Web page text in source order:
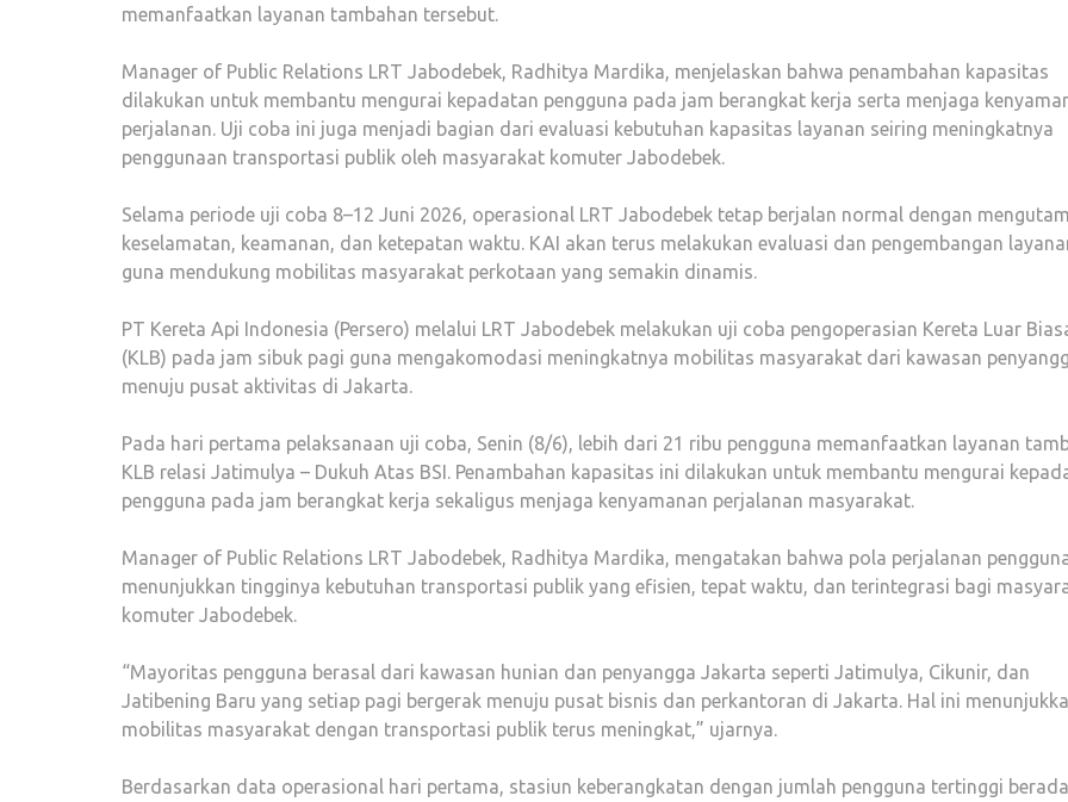
memanfaatkan layanan tambahan tersebut.
Manager of Public Relations LRT Jabodebek, Radhitya Mardika, menjelaskan bahwa penambahan kapasitas
dilakukan untuk membantu mengurai kepadatan pengguna pada jam berangkat kerja serta menjaga
perjalanan. Uji coba ini juga menjadi bagian dari evaluasi kebutuhan kapasitas layanan seiring meningkatnya
penggunaan transportasi publik oleh masyarakat komuter Jabodebek.
Selama periode uji coba 8–12 Juni 2026, operasional LRT Jabodebek tetap berjalan normal dengan
keselamatan, keamanan, dan ketepatan waktu. KAI akan terus melakukan evaluasi dan pengembangan
guna mendukung mobilitas masyarakat perkotaan yang semakin dinamis.
PT Kereta Api Indonesia (Persero) melalui LRT Jabodebek melakukan uji coba pengoperasian Kereta Luar
(KLB) pada jam sibuk pagi guna mengakomodasi meningkatnya mobilitas masyarakat dari kawasan
menuju pusat aktivitas di Jakarta.
Pada hari pertama pelaksanaan uji coba, Senin (8/6), lebih dari 21 ribu pengguna memanfaatkan layanan
KLB relasi Jatimulya – Dukuh Atas BSI. Penambahan kapasitas ini dilakukan untuk membantu mengurai
pengguna pada jam berangkat kerja sekaligus menjaga kenyamanan perjalanan masyarakat.
Manager of Public Relations LRT Jabodebek, Radhitya Mardika, mengatakan bahwa pola perjalanan
menunjukkan tingginya kebutuhan transportasi publik yang efisien, tepat waktu, dan terintegrasi bagi
komuter Jabodebek.
“Mayoritas pengguna berasal dari kawasan hunian dan penyangga Jakarta seperti Jatimulya, Cikunir, dan
Jatibening Baru yang setiap pagi bergerak menuju pusat bisnis dan perkantoran di Jakarta. Hal ini
mobilitas masyarakat dengan transportasi publik terus meningkat,” ujarnya.
Berdasarkan data operasional hari pertama, stasiun keberangkatan dengan jumlah pengguna tertinggi